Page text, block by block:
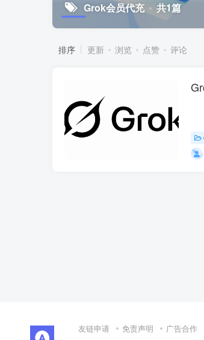
Grok会员代充 共1篇
排序 更新 浏览 点赞 评论
友链申请 免责声明 广告合作